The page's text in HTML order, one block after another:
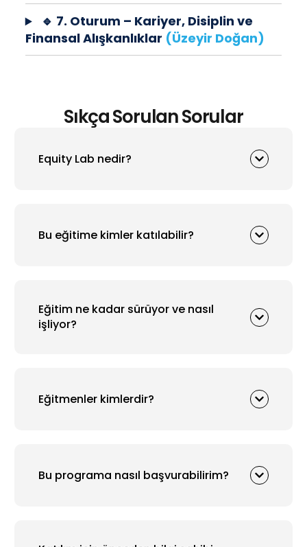
🔹 7. Oturum – Kariyer, Disiplin ve
Finansal Alışkanlıklar (Üzeyir Doğan)
Sıkça Sorulan Sorular
Equity Lab nedir?
Bu eğitime kimler katılabilir?
Eğitim ne kadar sürüyor ve nasıl
işliyor?
Eğitmenler kimlerdir?
Bu programa nasıl başvurabilirim?